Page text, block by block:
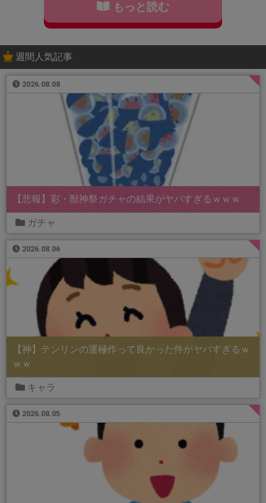
もっと読む
週間人気記事
2026.08.08
【悲報】彩・獣神祭ガチャの結果がヤバすぎるｗｗｗ
ガチャ
2026.08.06
【神】テンリンの運極作って良かった件がヤバすぎるｗ
ｗｗ
キャラ
2026.08.05